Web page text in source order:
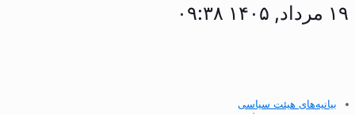
۱۹ مرداد, ۱۴۰۵ ۰۹:۳۸
بیانیه‌های هیئت سیاسی